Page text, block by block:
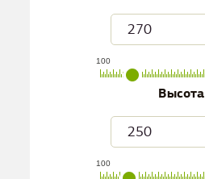
100
Высота
100